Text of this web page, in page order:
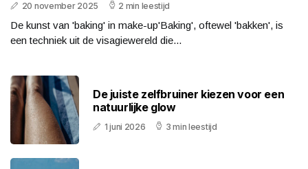
20 november 2025 2 min leestijd
De kunst van 'baking' in make-up'Baking', oftewel 'bakken', is
een techniek uit de visagiewereld die...
De juiste zelfbruiner kiezen voor een
natuurlijke glow
1 juni 2026 3 min leestijd